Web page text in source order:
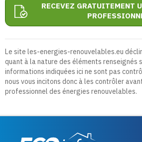
RECEVEZ GRATUITEMENT
Le site les-energies-renouvelables.eu
quant à la nature des éléments renseignés
informations indiquées ici ne sont pas
nous vous incitons donc à les contrôler
professionnel des énergies renouvelables.